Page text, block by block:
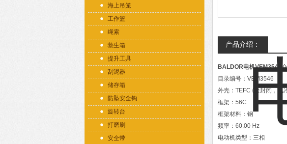
海上吊笼
工作篮
绳索
救生箱
提升工具
刮泥器
储存箱
防坠安全钩
旋转台
打磨刷
安全带
产品介绍：
BALDOR电机VEM3546
目录编号：VEM3546
外壳：TEFC (全封闭，风
框架：56C
框架材料：钢
频率：60.00 Hz
电动机类型：三相